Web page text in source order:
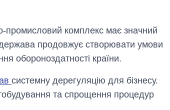
промисловий комплекс має значний
продовжує створювати умови
обороноздатності країни.
системну дерегуляцію для бізнесу.
та спрощення процедур